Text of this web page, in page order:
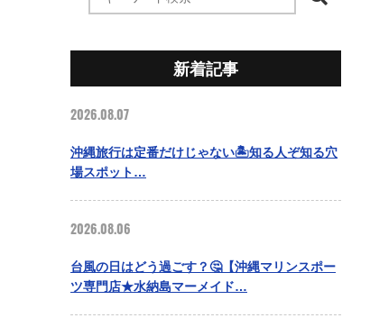
新着記事
2026.08.07
沖縄旅行は定番だけじゃない🏝️知る人ぞ知る穴
場スポット…
2026.08.06
台風の日はどう過ごす？🤔【沖縄マリンスポー
ツ専門店★水納島マーメイド…